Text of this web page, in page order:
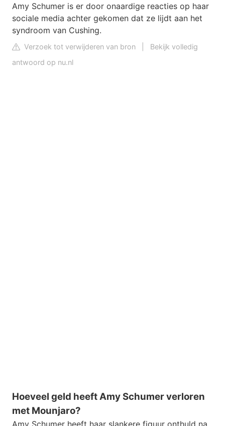
Amy Schumer is er door onaardige reacties op haar
sociale media achter gekomen dat ze lijdt aan het
syndroom van Cushing.
Verzoek tot verwijderen van bron
Bekijk volledig
antwoord op nu.nl
Hoeveel geld heeft Amy Schumer verloren
met Mounjaro?
Amy Schumer heeft haar slankere figuur onthuld na